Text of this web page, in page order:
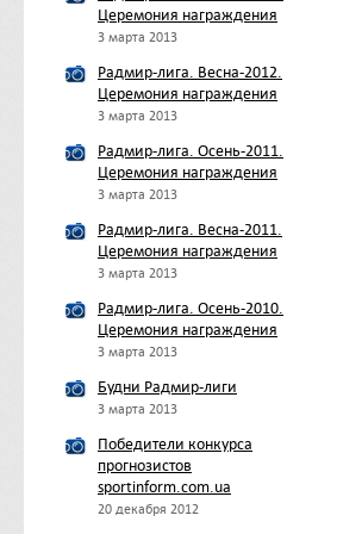
Церемония награждения
3 марта 2013
Радмир-лига. Весна-2012.
Церемония награждения
3 марта 2013
Радмир-лига. Осень-2011.
Церемония награждения
3 марта 2013
Радмир-лига. Весна-2011.
Церемония награждения
3 марта 2013
Радмир-лига. Осень-2010.
Церемония награждения
3 марта 2013
Будни Радмир-лиги
3 марта 2013
Победители конкурса
прогнозистов
sportinform.com.ua
20 декабря 2012